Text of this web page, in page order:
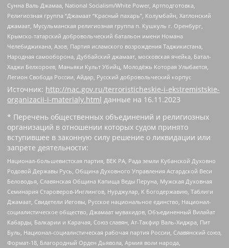
Сунна Валь Джамаа, National Socialism/White Power, Артподготовка,
Религиозная группа “Джамаат “Красный пахарь”, Колумбайн, Хатлонский
джамаат, Мусульманская религиозная группа п. Кушкуль г. Оренбург,
Крымско-татарский добровольческий батальон имени Номана
Челебиджихана, Азов, Партия исламского возрождения Таджикистана,
Народная самооборона, Дуббайский джамаат, московская ячейка, Батал-
Хаджи Белхороев, Маньяки Культ Убийц, Молодёжь Которая Улыбается,
Легион Свобода России, Айдар, Русский добровольческий корпус
Источник: http://nac.gov.ru/terroristicheskie-i-ekstremistskie-
organizacii-i-materialy.html данные на 16.11.2023
* Перечень общественных объединений и религиозных
организаций в отношении которых судом принято
вступившее в законную силу решение о ликвидации или
запрете деятельности:
Национал-большевистская партия, ВЕК РА, Рада земли Кубанской Духовно
Родовой Державы Русь, Община Духовного Управления Асгардской Веси
Беловодья, Славянская Община Капища Веды Перуна, Мужская Духовная
Семинария Староверов-Инглингов, Нурджулар, К Богодержавию, Таблиги
Джамаат, Свидетели Иеговы, Русское национальное единство, Национал-
социалистическое общество, Джамаат мувахидов, Объединенный Вилайат
Кабарды, Балкарии и Карачая, Союз славян, Ат-Такфир Валь-Хиджра, Пит
Буль, Национал-социалистическая рабочая партия России, Славянский союз,
Формат-18, Благородный Орден Дьявола, Армия воли народа,